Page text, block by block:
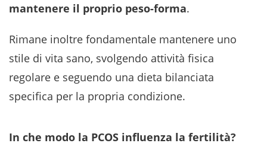
mantenere il proprio peso-forma.
Rimane inoltre fondamentale mantenere uno
stile di vita sano, svolgendo attività fisica
regolare e seguendo una dieta bilanciata
specifica per la propria condizione.
In che modo la PCOS influenza la fertilità?